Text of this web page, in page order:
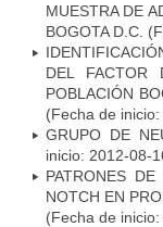
MUESTRA DE
BOGOTA D.C.
DEL FACTOR
POBLACIÓN
(Fecha de
GRUPO DE
inicio: 2012-08-
PATRONES
NOTCH EN
(Fecha de